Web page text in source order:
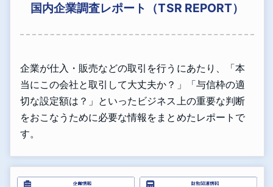
国内企業調査レポート（TSR REPORT）
企業が仕入・販売などの取引を行うにあたり、「本
当にこの会社と取引して大丈夫か？」「与信枠の適
切な設定額は？」といったビジネス上の重要な判断
をおこなうために必要な情報をまとめたレポートで
す。